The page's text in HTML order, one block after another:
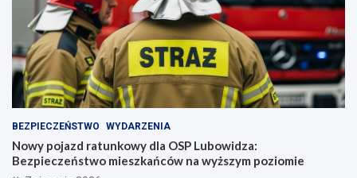
BEZPIECZEŃSTWO WYDARZENIA
Nowy pojazd ratunkowy dla OSP Lubowidza:
Bezpieczeństwo mieszkańców na wyższym poziomie